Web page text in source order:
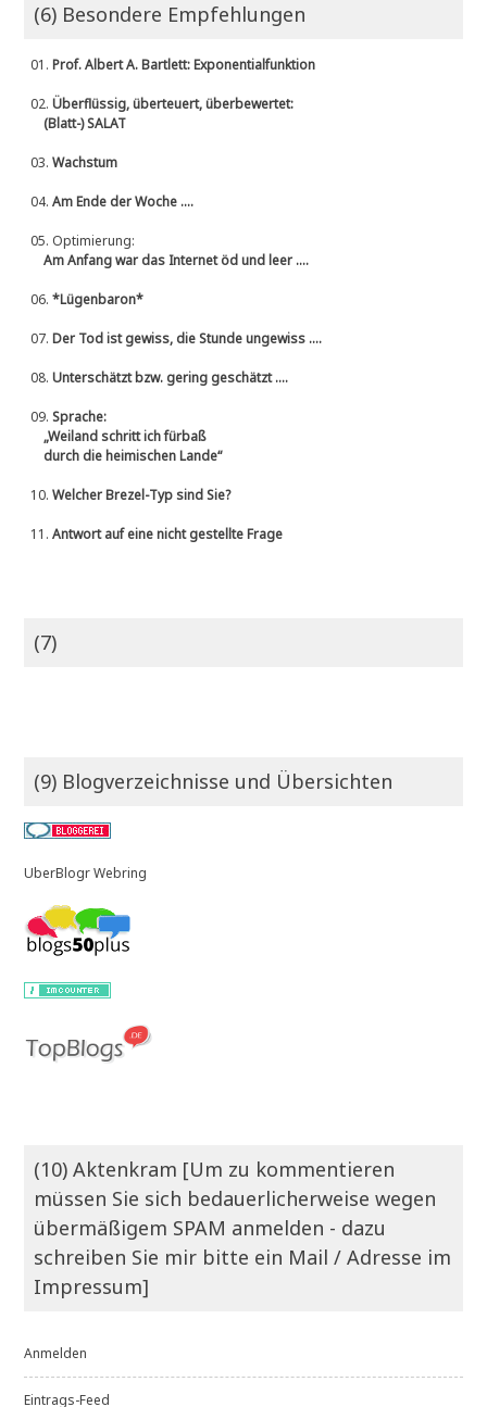
(6) Besondere Empfehlungen
01.Prof. Albert A. Bartlett: Exponentialfunktion
02.Überflüssig, überteuert, überbewertet:
(Blatt-) SALAT
03.Wachstum
04.Am Ende der Woche ....
05. Optimierung:
Am Anfang war das Internet öd und leer ....
06.*Lügenbaron*
07.Der Tod ist gewiss, die Stunde ungewiss ....
08.Unterschätzt bzw. gering geschätzt ....
09.Sprache:
„Weiland schritt ich fürbaß
durch die heimischen Lande“
10.Welcher Brezel-Typ sind Sie?
11.Antwort auf eine nicht gestellte Frage
(7)
(9) Blogverzeichnisse und Übersichten
UberBlogr Webring
(10) Aktenkram [Um zu kommentieren
müssen Sie sich bedauerlicherweise wegen
übermäßigem SPAM anmelden - dazu
schreiben Sie mir bitte ein Mail / Adresse im
Impressum]
Anmelden
Eintrags-Feed